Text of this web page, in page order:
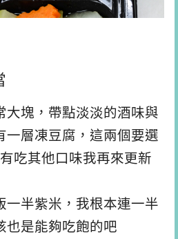
大塊，帶點淡淡的酒味與
一層凍豆腐，這兩個要選
吃其他口味我再來更新
一半紫米，我根本連一半
也是能夠吃飽的吧